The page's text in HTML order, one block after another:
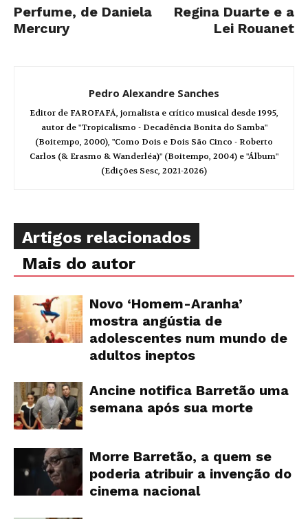
Perfume, de Daniela
Mercury
Regina Duarte e a
Lei Rouanet
Pedro Alexandre Sanches
Editor de FAROFAFÁ, jornalista e crítico musical desde 1995,
autor de "Tropicalismo - Decadência Bonita do Samba"
(Boitempo, 2000), "Como Dois e Dois São Cinco - Roberto
Carlos (& Erasmo & Wanderléa)" (Boitempo, 2004) e "Álbum"
(Edições Sesc, 2021-2026)
Artigos relacionados
Mais do autor
Novo ‘Homem-Aranha’
mostra angústia de
adolescentes num mundo de
adultos ineptos
Ancine notifica Barretão uma
semana após sua morte
Morre Barretão, a quem se
poderia atribuir a invenção do
cinema nacional